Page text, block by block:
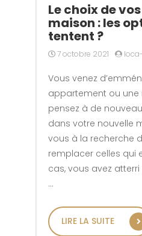
Le choix de
maison : les
tentent ?
7 octobre 2021
Vous venez
appartement ou une
pensez à de
dans votre nouvelle
vous à la recherche
remplacer celles qui
cas, vous avez
…
LIRE LA SUITE